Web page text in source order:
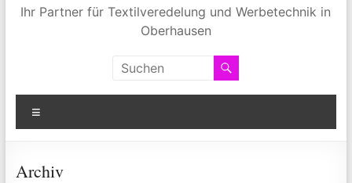
Ihr Partner für Textilveredelung und Werbetechnik in
Oberhausen
Archiv